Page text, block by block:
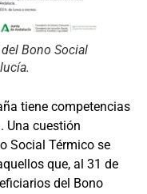
Bono Social
tiene competencias
Una cuestión
Social Térmico se
que, al 31 de
del Bono